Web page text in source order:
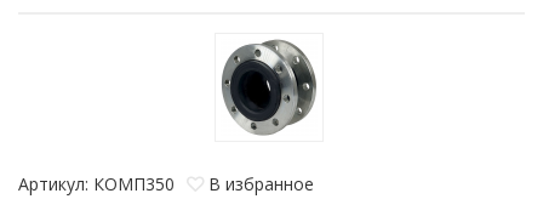
Артикул: КОМП350
В избранное